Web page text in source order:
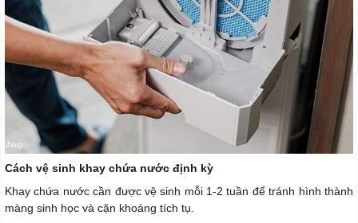
Cách vệ sinh khay chứa nước định kỳ
Khay chứa nước cần được vệ sinh mỗi 1-2 tuần để tránh hình thành
màng sinh học và cặn khoáng tích tụ.